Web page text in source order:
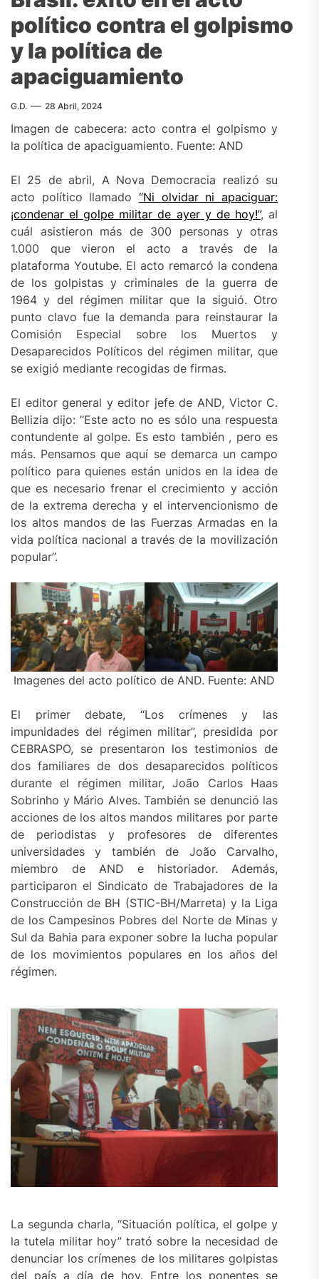
político contra el golpismo
y la política de
apaciguamiento
G.D. 28 Abril, 2024
Imagen de cabecera: acto contra el golpismo y
la política de apaciguamiento. Fuente: AND
El 25 de abril, A Nova Democracia realizó su
acto político llamado“Ni olvidar ni apaciguar:
¡condenar el golpe militar de ayer y de hoy!”, al
cuál asistieron más de 300 personas y otras
1.000 que vieron el acto a través de la
plataforma Youtube. El acto remarcó la condena
de los golpistas y criminales de la guerra de
1964 y del régimen militar que la siguió. Otro
punto clavo fue la demanda para reinstaurar la
Comisión Especial sobre los Muertos y
Desaparecidos Políticos del régimen militar, que
se exigió mediante recogidas de firmas.
El editor general y editor jefe de AND, Victor C.
Bellizia dijo: “Este acto no es sólo una respuesta
contundente al golpe. Es esto también , pero es
más. Pensamos que aquí se demarca un campo
político para quienes están unidos en la idea de
que es necesario frenar el crecimiento y acción
de la extrema derecha y el intervencionismo de
los altos mandos de las Fuerzas Armadas en la
vida política nacional a través de la movilización
popular”.
Imagenes del acto político de AND. Fuente: AND
El primer debate, “Los crímenes y las
impunidades del régimen militar”, presidida por
CEBRASPO, se presentaron los testimonios de
dos familiares de dos desaparecidos políticos
durante el régimen militar, João Carlos Haas
Sobrinho y Mário Alves. También se denunció las
acciones de los altos mandos militares por parte
de periodistas y profesores de diferentes
universidades y también de João Carvalho,
miembro de AND e historiador. Además,
participaron el Sindicato de Trabajadores de la
Construcción de BH (STIC-BH/Marreta) y la Liga
de los Campesinos Pobres del Norte de Minas y
Sul da Bahia para exponer sobre la lucha popular
de los movimientos populares en los años del
régimen.
La segunda charla, “Situación política, el golpe y
la tutela militar hoy” trató sobre la necesidad de
denunciar los crímenes de los militares golpistas
del país a día de hoy. Entre los ponentes se